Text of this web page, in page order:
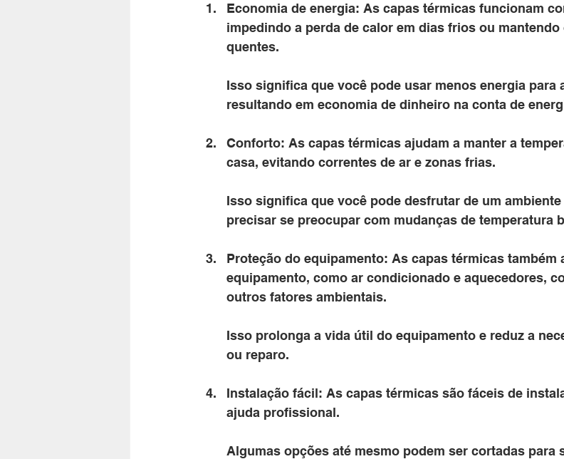
Economia de energia: As capas térmicas funcionam
impedindo a perda de calor em dias frios ou
quentes.
Isso significa que você pode usar menos energia para
resultando em economia de dinheiro na conta de
Conforto: As capas térmicas ajudam a manter a
casa, evitando correntes de ar e zonas frias.
Isso significa que você pode desfrutar de um
precisar se preocupar com mudanças de temperatura
Proteção do equipamento: As capas térmicas também
equipamento, como ar condicionado e aquecedores,
outros fatores ambientais.
Isso prolonga a vida útil do equipamento e reduz a
ou reparo.
Instalação fácil: As capas térmicas são fáceis de
ajuda profissional.
Algumas opções até mesmo podem ser cortadas para